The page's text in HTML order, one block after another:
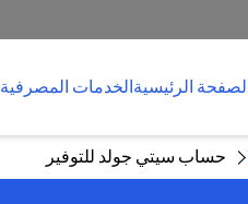
الرئيسيةالخدمات المصرفية
حساب سيتي جولد للتوفير